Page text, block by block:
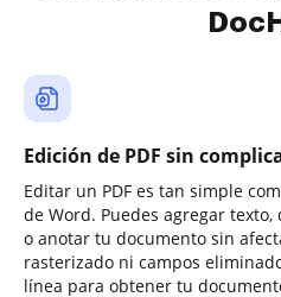
Edición de PDF sin
Editar un PDF es tan simple
de Word. Puedes agregar
o anotar tu documento sin
rasterizado ni campos
línea para obtener tu